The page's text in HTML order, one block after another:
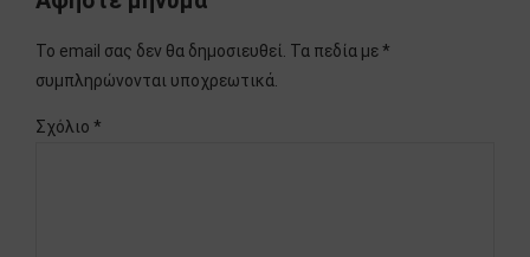
Το email σας δεν θα δημοσιευθεί. Τα πεδία με *
συμπληρώνονται υποχρεωτικά.
Σχόλιο *